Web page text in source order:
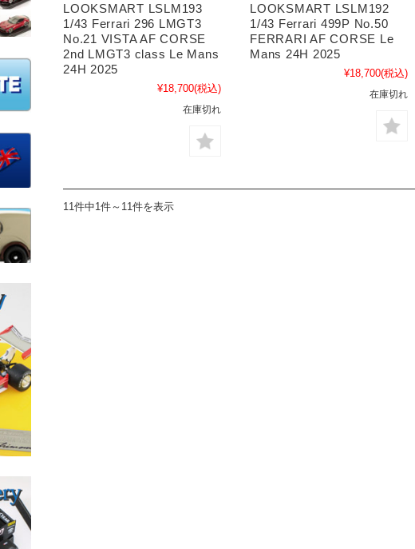
LOOKSMART LSLM193
1/43 Ferrari 296 LMGT3
No.21 VISTA AF CORSE
2nd LMGT3 class Le Mans
24H 2025
¥18,700(税込)
在庫切れ
LOOKSMART LSLM192
1/43 Ferrari 499P No.50
FERRARI AF CORSE Le
Mans 24H 2025
¥18,700(税込)
在庫切れ
11件中1件～11件を表示